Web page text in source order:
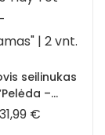
seilinukas
–
| 2 vnt.
31,99 €